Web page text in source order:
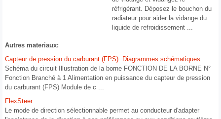
réfrigérant. Déposez le bouchon du
radiateur pour aider la vidange du
liquide de refroidissement ...
Autres materiaux:
Capteur de pression du carburant (FPS): Diagrammes schématiques
Schéma du circuit Illustration de la borne FONCTION DE LA BORNE N°
Fonction Branché à 1 Alimentation en puissance du capteur de pression
du carburant (FPS) Module de c ...
FlexSteer
Le mode de direction sélectionnable permet au conducteur d'adapter